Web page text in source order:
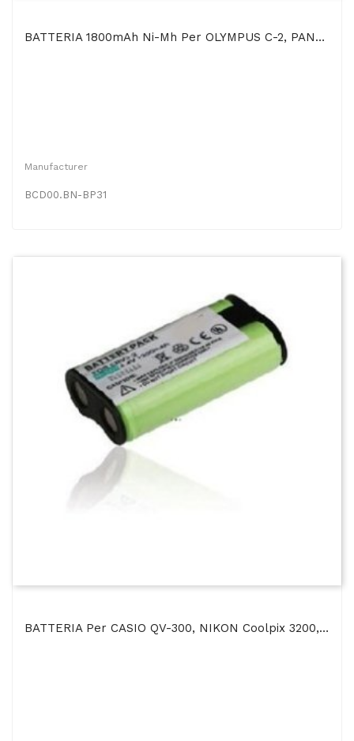
BATTERIA 1800mAh Ni-Mh Per OLYMPUS C-2, PANASONIC NV-M30, PHILIPS CPK-910, SHARP VL-C72UA,...
Manufacturer
BCD00.BN-BP31
BATTERIA Per CASIO QV-300, NIKON Coolpix 3200, Coolpix 4100 - 1200mAh Ni-Mh - 1200mAh Ni-Mh SEGUE...